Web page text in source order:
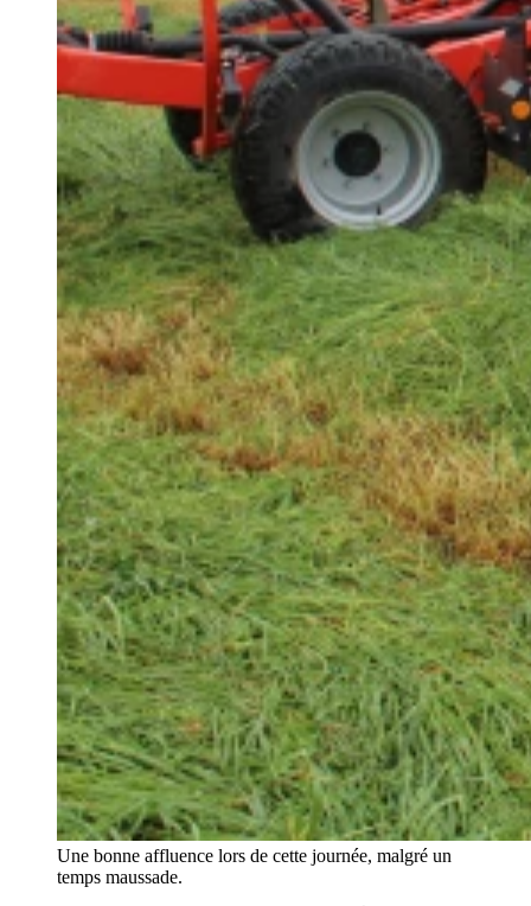
Une bonne affluence lors de cette journée, malgré un
temps maussade.